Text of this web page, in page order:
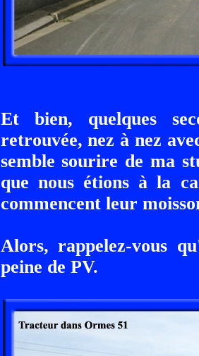
Et bien, quelques
retrouvée, nez à nez
semble sourire de ma
que nous étions à la
commencent leur
Alors, rappelez-vous
peine de PV.